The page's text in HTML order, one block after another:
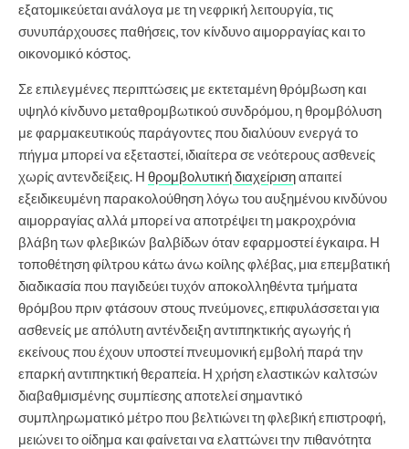
εξατομικεύεται ανάλογα με τη νεφρική λειτουργία, τις
συνυπάρχουσες παθήσεις, τον κίνδυνο αιμορραγίας και το
οικονομικό κόστος.
Σε επιλεγμένες περιπτώσεις με εκτεταμένη θρόμβωση και
υψηλό κίνδυνο μεταθρομβωτικού συνδρόμου, η θρομβόλυση
με φαρμακευτικούς παράγοντες που διαλύουν ενεργά το
πήγμα μπορεί να εξεταστεί, ιδιαίτερα σε νεότερους ασθενείς
χωρίς αντενδείξεις. Η θρομβολυτική διαχείρισηαπαιτεί
εξειδικευμένη παρακολούθηση λόγω του αυξημένου κινδύνου
αιμορραγίας αλλά μπορεί να αποτρέψει τη μακροχρόνια
βλάβη των φλεβικών βαλβίδων όταν εφαρμοστεί έγκαιρα. Η
τοποθέτηση φίλτρου κάτω άνω κοίλης φλέβας, μια επεμβατική
διαδικασία που παγιδεύει τυχόν αποκολληθέντα τμήματα
θρόμβου πριν φτάσουν στους πνεύμονες, επιφυλάσσεται για
ασθενείς με απόλυτη αντένδειξη αντιπηκτικής αγωγής ή
εκείνους που έχουν υποστεί πνευμονική εμβολή παρά την
επαρκή αντιπηκτική θεραπεία. Η χρήση ελαστικών καλτσών
διαβαθμισμένης συμπίεσης αποτελεί σημαντικό
συμπληρωματικό μέτρο που βελτιώνει τη φλεβική επιστροφή,
μειώνει το οίδημα και φαίνεται να ελαττώνει την πιθανότητα